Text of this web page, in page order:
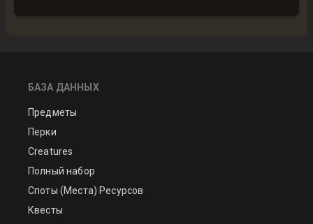
БАЗА ДАННЫХ
Предметы
Перки
Creatures
Полный набор
Споты (Места) Ресурсов
Квесты